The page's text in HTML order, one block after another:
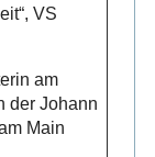
VS
am
der Johann
Main